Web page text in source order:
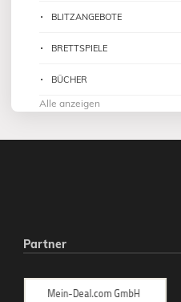
BLITZANGEBOTE
BRETTSPIELE
BÜCHER
Alle anzeigen
Partner